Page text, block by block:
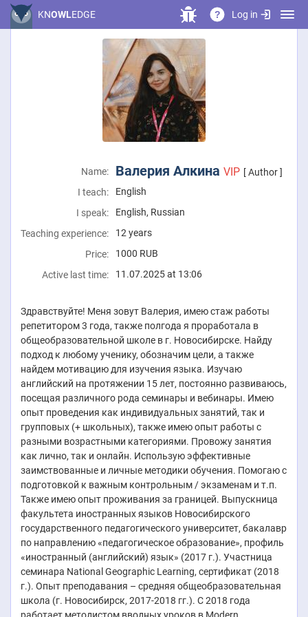
KNOWLEDGE ? Log in
Name: Валерия Алкина VIP [ Author ]
I teach:
English
I speak:
English, Russian
Teaching experience:
12 years
Price:
1000 RUB
Active last time:
11.07.2025 at 13:06
Здравствуйте! Меня зовут Валерия, имею стаж работы
репетитором 3 года, также полгода я проработала в
общеобразовательной школе в г. Новосибирске. Найду
подход к любому ученику, обозначим цели, а также
найдем мотивацию для изучения языка. Изучаю
английский на протяжении 15 лет, постоянно развиваюсь,
посещая различного рода семинары и вебинары. Имею
опыт проведения как индивидуальных занятий, так и
групповых (+ школьных), также имею опыт работы с
разными возрастными категориями. Провожу занятия
как лично, так и онлайн. Использую эффективные
заимствованные и личные методики обучения. Помогаю с
подготовкой к важным контрольным / экзаменам и т.п.
Также имею опыт проживания за границей. Выпускница
факультета иностранных языков Новосибирского
государственного педагогического университет, бакалавр
по направлению «педагогическое образование», профиль
«иностранный (английский) язык» (2017 г.). Участница
семинара National Geographic Learning, сертификат (2018
г.). Опыт преподавания – средняя общеобразовательная
школа (г. Новосибирск, 2017-2018 гг.). С 2018 года